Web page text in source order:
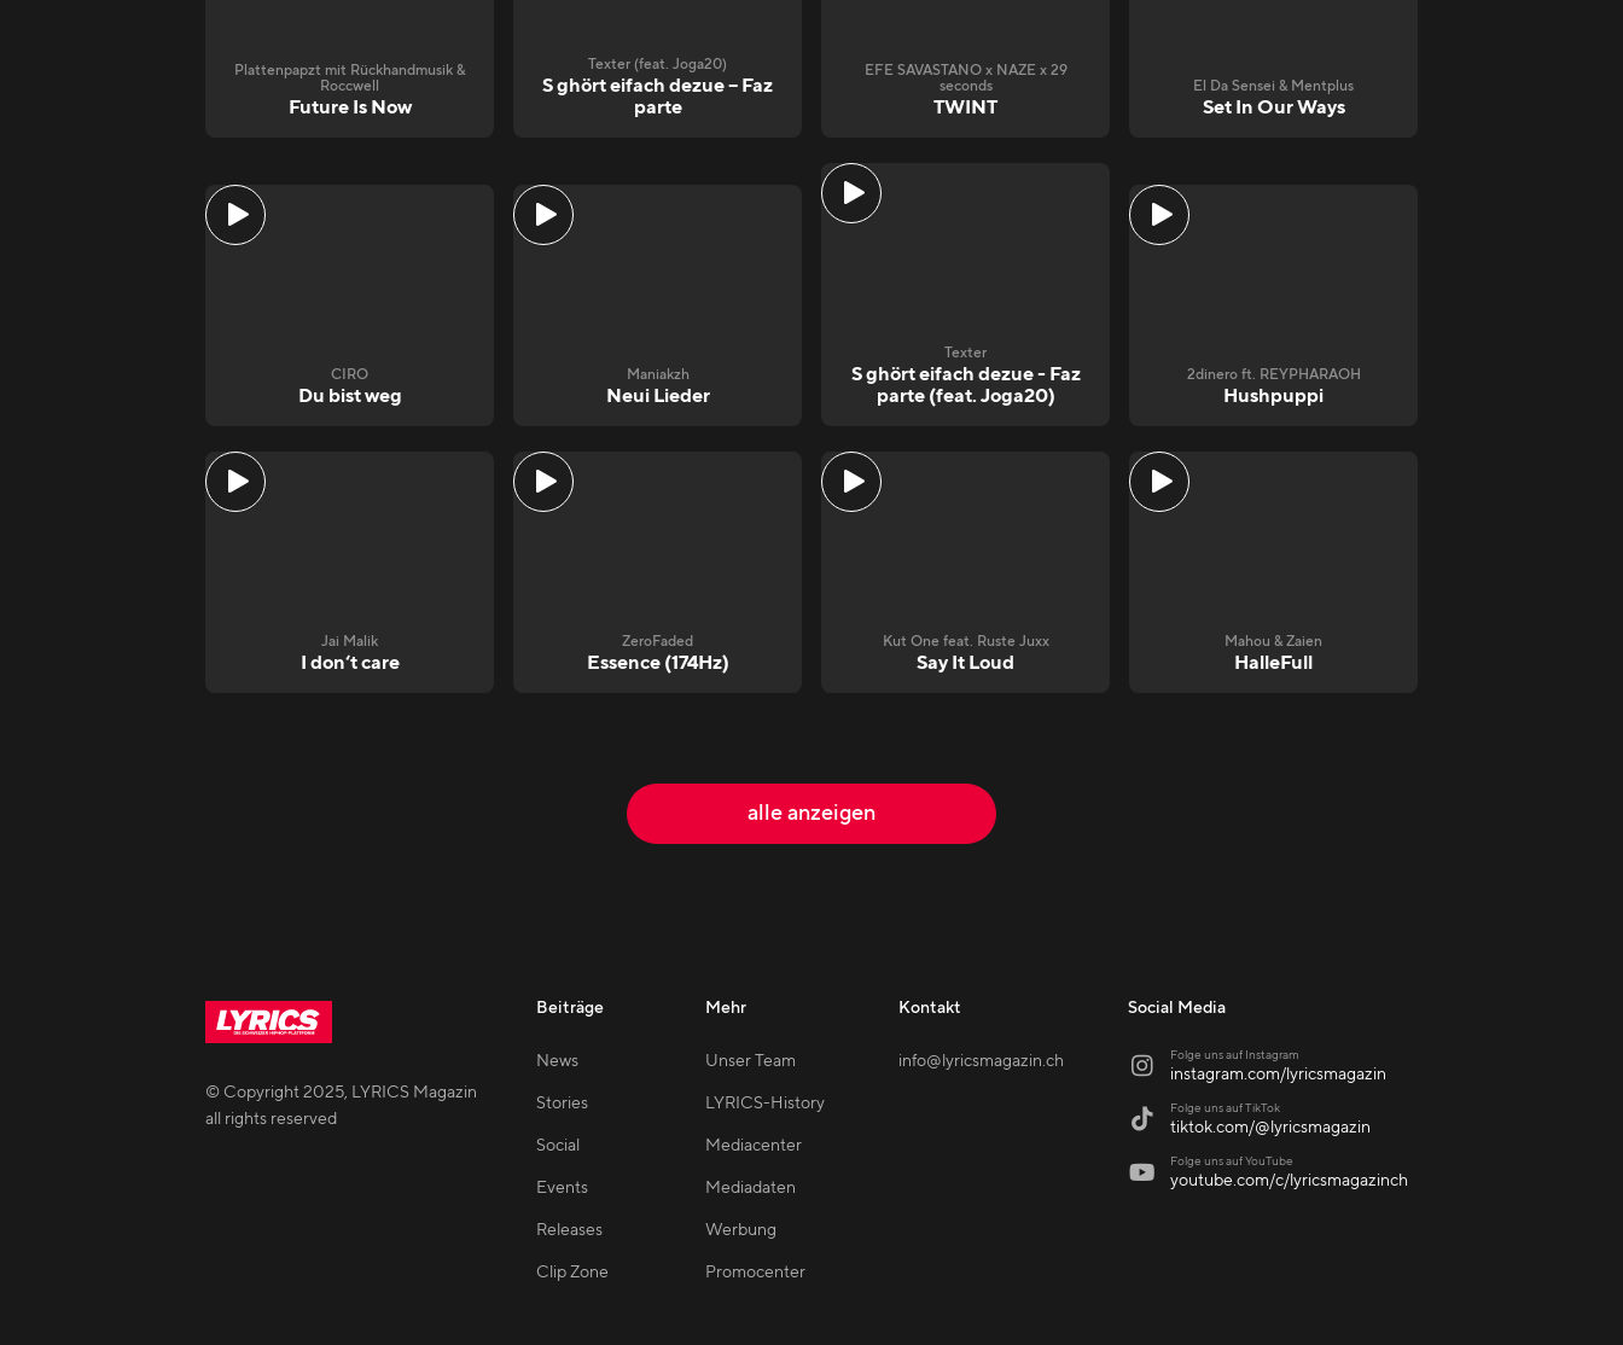
Plattenpapzt mit Rückhandmusik &
Roccwell
Future Is Now
Texter (feat. Joga20)
S ghört eifach dezue – Faz
parte
EFE SAVASTANO x NAZE x 29
seconds
TWINT
El Da Sensei & Mentplus
Set In Our Ways
CIRO
Du bist weg
Maniakzh
Neui Lieder
Texter
S ghört eifach dezue - Faz
parte (feat. Joga20)
2dinero ft. REYPHARAOH
Hushpuppi
Jai Malik
I don‘t care
ZeroFaded
Essence (174Hz)
Kut One feat. Ruste Juxx
Say It Loud
Mahou & Zaien
HalleFull
alle anzeigen
© Copyright2025, LYRICS Magazin
all rights reserved
Beiträge
News
Stories
Social
Events
Releases
Clip Zone
Mehr
Unser Team
LYRICS-History
Mediacenter
Mediadaten
Werbung
Promocenter
Kontakt
info@lyricsmagazin.ch
Social Media
 Folge uns auf Instagram
instagram.com/lyricsmagazin
 Folge uns auf TikTok
tiktok.com/@lyricsmagazin
 Folge uns auf YouTube
youtube.com/c/lyricsmagazinch